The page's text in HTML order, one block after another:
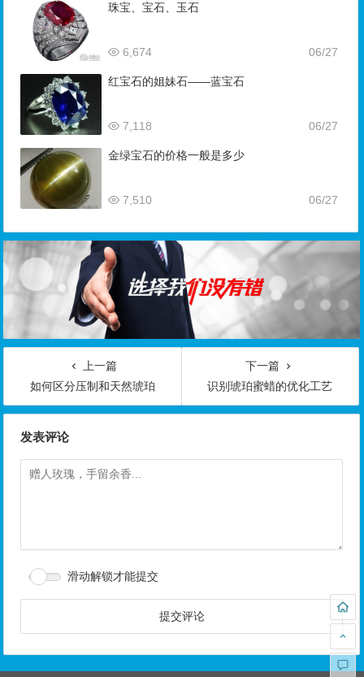
珠宝、宝石、玉石
06/27
6,674
红宝石的姐妹石——蓝宝石
06/27
7,118
金绿宝石的价格一般是多少
06/27
7,510
上一篇
如何区分压制和天然琥珀
下一篇
识别琥珀蜜蜡的优化工艺
发表评论
滑动解锁才能提交